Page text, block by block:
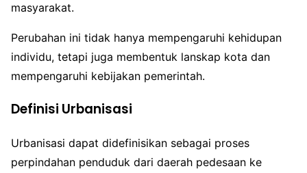
masyarakat.
Perubahan ini tidak hanya mempengaruhi kehidupan
individu, tetapi juga membentuk lanskap kota dan
mempengaruhi kebijakan pemerintah.
Definisi Urbanisasi
Urbanisasi dapat didefinisikan sebagai proses
perpindahan penduduk dari daerah pedesaan ke